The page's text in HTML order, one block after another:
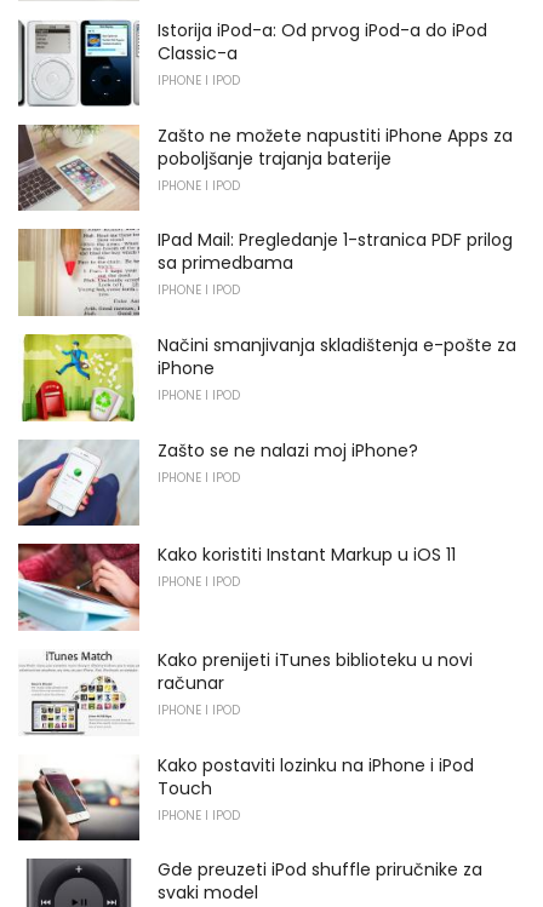
Istorija iPod-a: Od prvog iPod-a do iPod
Classic-a
IPHONE I IPOD
Zašto ne možete napustiti iPhone Apps za
poboljšanje trajanja baterije
IPHONE I IPOD
IPad Mail: Pregledanje 1-stranica PDF prilog
sa primedbama
IPHONE I IPOD
Načini smanjivanja skladištenja e-pošte za
iPhone
IPHONE I IPOD
Zašto se ne nalazi moj iPhone?
IPHONE I IPOD
Kako koristiti Instant Markup u iOS 11
IPHONE I IPOD
Kako prenijeti iTunes biblioteku u novi
računar
IPHONE I IPOD
Kako postaviti lozinku na iPhone i iPod
Touch
IPHONE I IPOD
Gde preuzeti iPod shuffle priručnike za
svaki model